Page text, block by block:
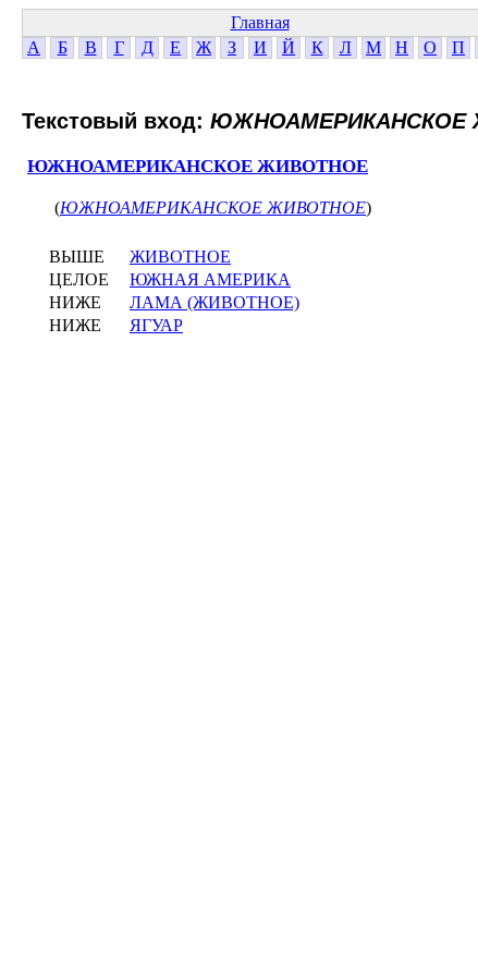
Главная
А
Б В Г Д Е Ж З И Й К Л М Н О П
Текстовый вход: ЮЖНОАМЕРИКАНСКОЕ
ЮЖНОАМЕРИКАНСКОЕ ЖИВОТНОЕ
(ЮЖНОАМЕРИКАНСКОЕ ЖИВОТНОЕ)
ВЫШЕ
ЖИВОТНОЕ
ЦЕЛОЕ
ЮЖНАЯ АМЕРИКА
НИЖЕ
ЛАМА (ЖИВОТНОЕ)
НИЖЕ
ЯГУАР